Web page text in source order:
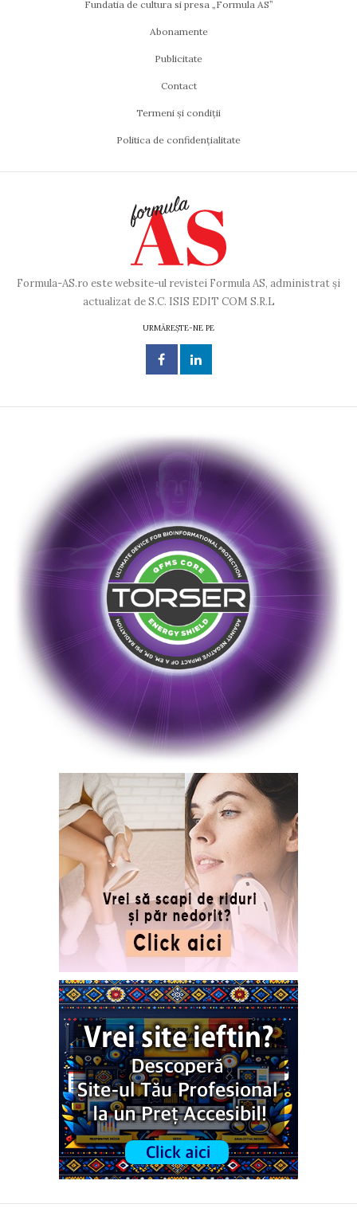
Fundatia de cultura si presa „Formula AS”
Abonamente
Publicitate
Contact
Termeni și condiții
Politica de confidențialitate
Formula-AS.ro este website-ul revistei Formula AS, administrat și
actualizat de S.C. ISIS EDIT COM S.R.L
URMĂREȘTE-NE PE